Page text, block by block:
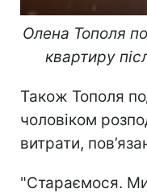
Олена Тополя
квартиру
Також Тополя
чоловіком
витрати,
"Стараємося.